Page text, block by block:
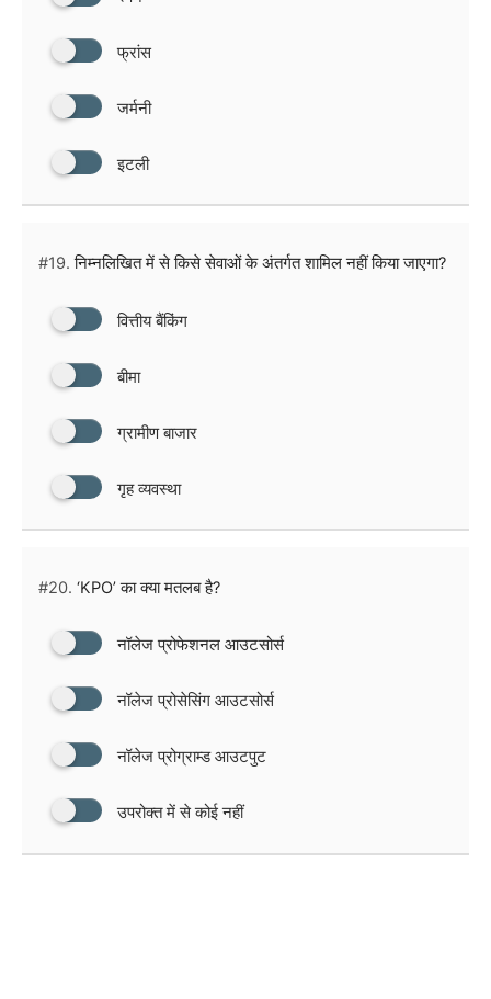
फ्रांस
जर्मनी
इटली
#19. निम्नलिखित में से किसे सेवाओं के अंतर्गत शामिल नहीं किया जाएगा?
वित्तीय बैंकिंग
बीमा
ग्रामीण बाजार
गृह व्यवस्था
#20. ‘KPO’ का क्या मतलब है?
नॉलेज प्रोफेशनल आउटसोर्स
नॉलेज प्रोसेसिंग आउटसोर्स
नॉलेज प्रोग्राम्ड आउटपुट
उपरोक्त में से कोई नहीं